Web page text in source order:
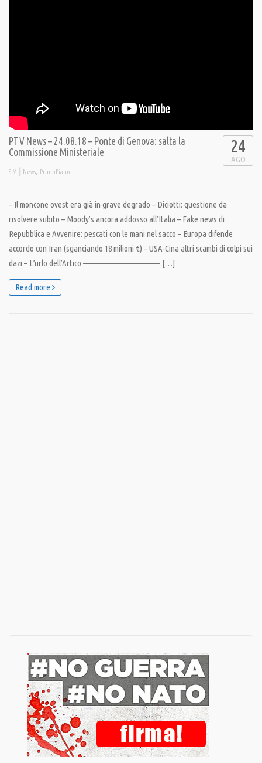
PTV News – 24.08.18 – Ponte di Genova: salta la
Commissione Ministeriale
S M | News, PrimoPiano
24
AGO
– Il moncone ovest era già in grave degrado – Diciotti: questione da
risolvere subito – Moody’s ancora addosso all’Italia – Fake news di
Repubblica e Avvenire: pescati con le mani nel sacco – Europa difende
accordo con Iran (sganciando 18 milioni €) – USA-Cina altri scambi di colpi sui
dazi – L’urlo dell’Artico ———————————— […]
Read more